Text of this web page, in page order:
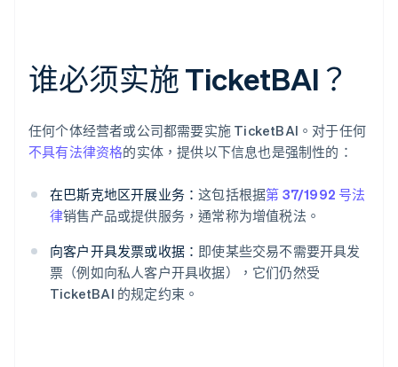
谁必须实施 TicketBAI？
任何个体经营者或公司都需要实施 TicketBAI。对于任何
不具有法律资格的实体，提供以下信息也是强制性的：
在巴斯克地区开展业务：这包括根据第 37/1992 号法
律销售产品或提供服务，通常称为增值税法。
向客户开具发票或收据： 即使某些交易不需要开具发
票（例如向私人客户开具收据），它们仍然受
TicketBAI 的规定约束。